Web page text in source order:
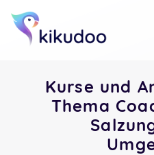
Kurse und
Thema